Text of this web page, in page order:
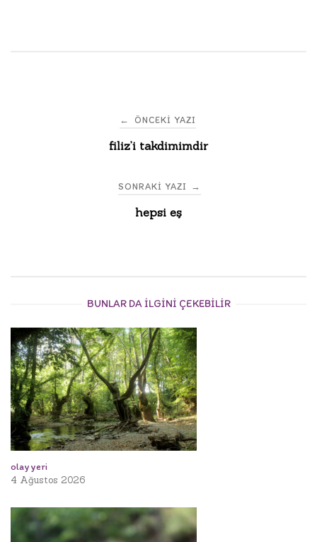
← ÖNCEKI YAZI
filiz’i takdimimdir
SONRAKI YAZI →
hepsi eş
BUNLAR DA ILGINI ÇEKEBILIR
olay yeri
4 Ağustos 2026